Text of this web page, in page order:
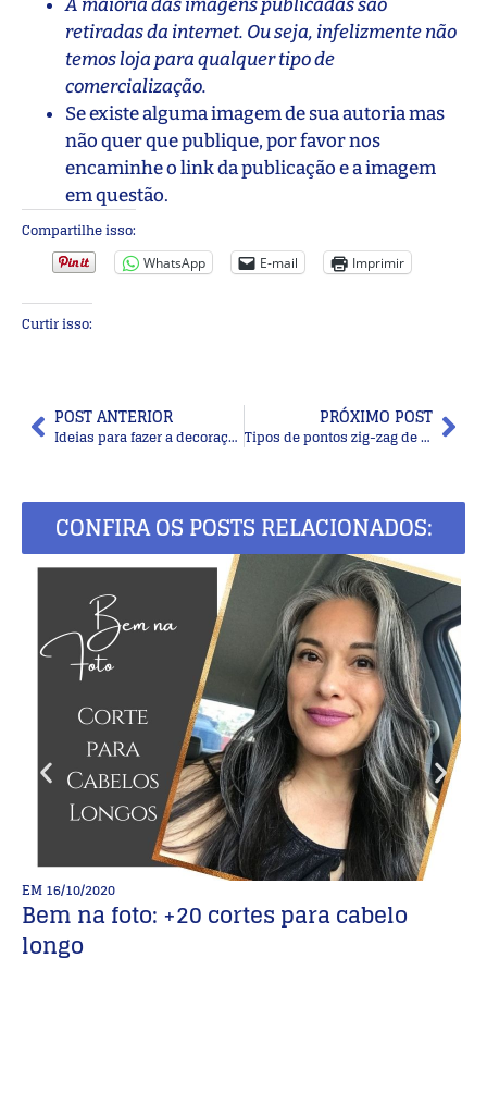
A maioria das imagens publicadas são
retiradas da internet. Ou seja, infelizmente não
temos loja para qualquer tipo de
comercialização.
Se existe alguma imagem de sua autoria mas
não quer que publique, por favor nos
encaminhe o link da publicação e a imagem
em questão.
Compartilhe isso:
WhatsApp E-mail Imprimir
Curtir isso:
POST ANTERIOR
Ideias para fazer a decoração de festa infantil
PRÓXIMO POST
Tipos de pontos zig-zag de crochê
CONFIRA OS POSTS RELACIONADOS:
EM16/10/2020
Bem na foto: +20 cortes para cabelo
longo